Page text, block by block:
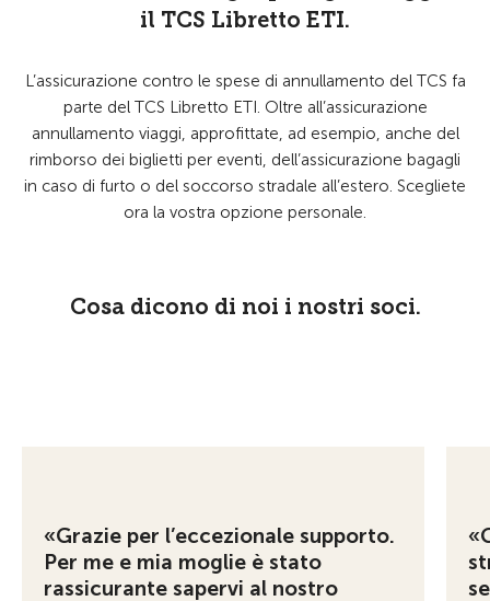
il TCS Libretto ETI.
L’assicurazione contro le spese di annullamento del TCS fa
parte del TCS Libretto ETI. Oltre all’assicurazione
annullamento viaggi, approfittate, ad esempio, anche del
rimborso dei biglietti per eventi, dell’assicurazione bagagli
in caso di furto o del soccorso stradale all’estero. Scegliete
ora la vostra opzione personale.
Cosa dicono di noi i nostri soci.
«Grazie per l’eccezionale supporto.
Per me e mia moglie è stato
rassicurante sapervi al nostro